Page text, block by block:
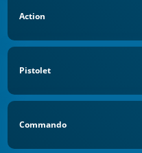
Action
Pistolet
Commando